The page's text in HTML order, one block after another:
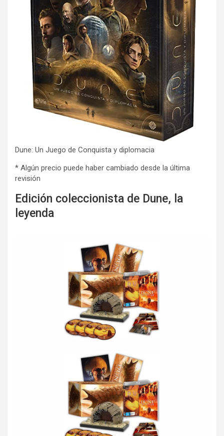
Dune: Un Juego de Conquista y diplomacia
* Algún precio puede haber cambiado desde la última
revisión
Edición coleccionista de Dune, la
leyenda